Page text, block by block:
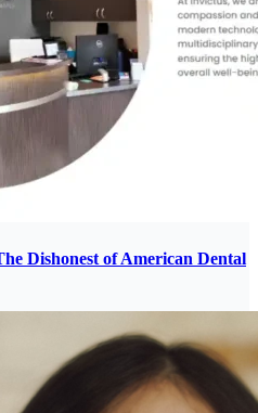
Dishonest of American Dental